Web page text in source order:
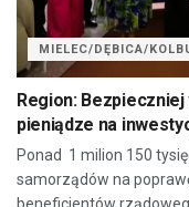
MIELEC/DĘBICA/
Region:
pieniądze na
Ponad 1 milion 150
samorządów na